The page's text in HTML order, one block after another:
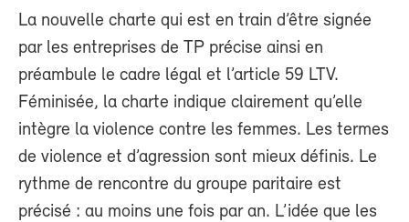
La nouvelle charte qui est en train d’être signée
par les entreprises de TP précise ainsi en
préambule le cadre légal et l’article 59 LTV.
Féminisée, la charte indique clairement qu’elle
intègre la violence contre les femmes. Les termes
de violence et d’agression sont mieux définis. Le
rythme de rencontre du groupe paritaire est
précisé : au moins une fois par an. L’idée que les